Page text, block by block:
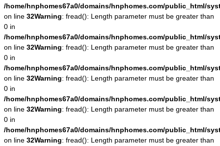
/home/hnphomes67a0/domains/hnphomes.com/public_html/
on line 32Warning: fread(): Length parameter must be greater than
0 in
/home/hnphomes67a0/domains/hnphomes.com/public_html/
on line 32Warning: fread(): Length parameter must be greater than
0 in
/home/hnphomes67a0/domains/hnphomes.com/public_html/
on line 32Warning: fread(): Length parameter must be greater than
0 in
/home/hnphomes67a0/domains/hnphomes.com/public_html/
on line 32Warning: fread(): Length parameter must be greater than
0 in
/home/hnphomes67a0/domains/hnphomes.com/public_html/
on line 32Warning: fread(): Length parameter must be greater than